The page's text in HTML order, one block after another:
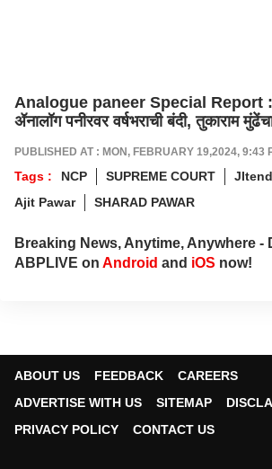
Analogue paneer Special Report :
ॲनालॉग पनीरवर वर्षभराची बंदी, तुकाराम
PUBLISHED AT : MON, FEBRUARY 19,2024, 9:43
Tags : NCP SUPREME COURT
Ajit Pawar
SHARAD PAWAR
Breaking News, Anytime, Anywhere -
ABPLIVE on Android and iOS now!
ABOUT US FEEDBACK
CAREERS
ADVERTISE WITH US
SITEMAP
PRIVACY POLICY
CONTACT US